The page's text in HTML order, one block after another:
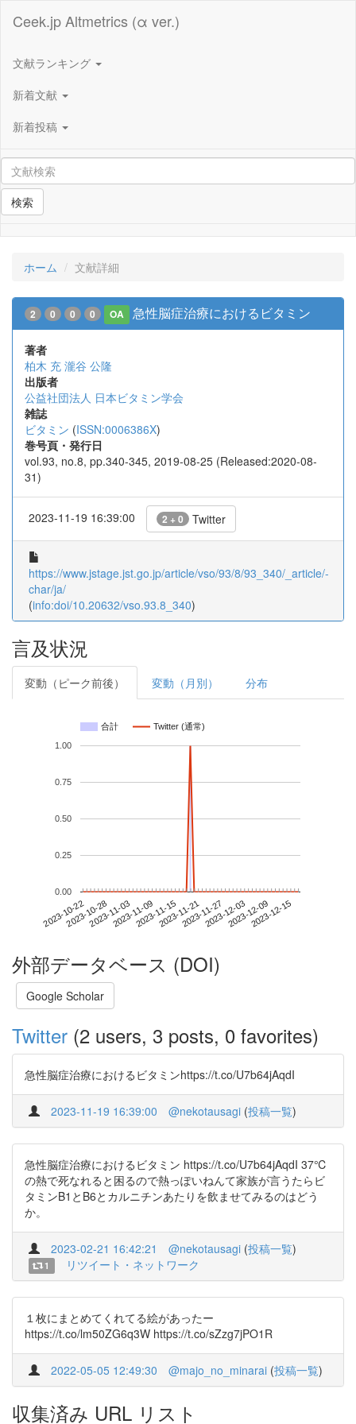
Ceek.jp Altmetrics (α ver.)
文献ランキング
新着文献
新着投稿
検索
ホーム 文献詳細
2 0 0 0 OA 急性脳症治療におけるビタミン
著者
柏木 充 瀧谷 公隆
出版者
公益社団法人 日本ビタミン学会
雑誌
ビタミン (ISSN:0006386X)
巻号頁・発行日
vol.93, no.8, pp.340-345, 2019-08-25 (Released:2020-08-
31)
2023-11-19 16:39:00 2 + 0 Twitter
https://www.jstage.jst.go.jp/article/vso/93/8/93_340/_article/-
char/ja/
(info:doi/10.20632/vso.93.8_340)
言及状況
変動（ピーク前後） 変動（月別） 分布
合計 Twitter (通常)
2023-10-222023-10-282023-11-032023-11-092023-11-152023-11-212023-11-272023-12-032023-12-092023-12-15
0.00
0.25
0.50
0.75
1.00
外部データベース (DOI)
Google Scholar
Twitter (2 users, 3 posts, 0 favorites)
急性脳症治療におけるビタミンhttps://t.co/U7b64jAqdI
2023-11-19 16:39:00 @nekotausagi (投稿一覧)
急性脳症治療におけるビタミン https://t.co/U7b64jAqdI 37℃
の熱で死なれると困るので熱っぽいねんて家族が言うたらビ
タミンB1とB6とカルニチンあたりを飲ませてみるのはどう
か。
2023-02-21 16:42:21 @nekotausagi (投稿一覧)
1 リツイート・ネットワーク
１枚にまとめてくれてる絵があったー
https://t.co/lm50ZG6q3W https://t.co/sZzg7jPO1R
2022-05-05 12:49:30 @majo_no_minarai (投稿一覧)
収集済み URL リスト